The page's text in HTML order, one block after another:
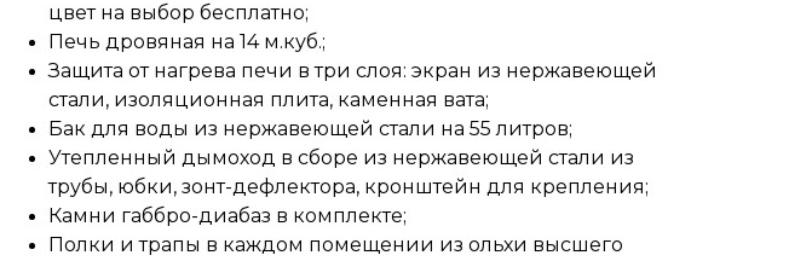
цвет на выбор бесплатно;
Печь дровяная на 14 м.куб.;
Защита от нагрева печи в три слоя: экран из нержавеющей
стали, изоляционная плита, каменная вата;
Бак для воды из нержавеющей стали на 55 литров;
Утепленный дымоход в сборе из нержавеющей стали из
трубы, юбки, зонт-дефлектора, кронштейн для крепления;
Камни габбро-диабаз в комплекте;
Полки и трапы в каждом помещении из ольхи высшего